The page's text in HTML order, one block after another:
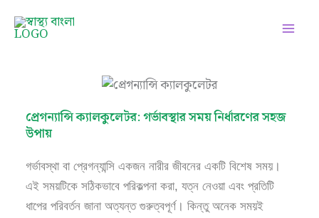
প্রেগন্যান্সি ক্যালকুলেটর: গর্ভাবস্থার সময় নির্ধারণের সহজ
উপায়
গর্ভাবস্থা বা প্রেগন্যান্সি একজন নারীর জীবনের একটি বিশেষ সময়।
এই সময়টিকে সঠিকভাবে পরিকল্পনা করা, যত্ন নেওয়া এবং প্রতিটি
ধাপের পরিবর্তন জানা অত্যন্ত গুরুত্বপূর্ণ। কিন্তু অনেক সময়ই